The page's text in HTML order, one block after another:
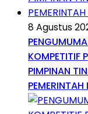
8 Agustus
KOMPETITIF
PIMPINAN